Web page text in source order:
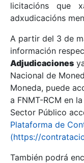
Mostrar/Ocultar
Mostrar/Ocultar
Mostrar/Ocultar
licitacións que
adxudicacións
A partir del 3 de
información
Adjudicaciones
Nacional de
Moneda, puede
a FNMT-RCM en
Sector Público
Plataforma de
(https://
También podrá